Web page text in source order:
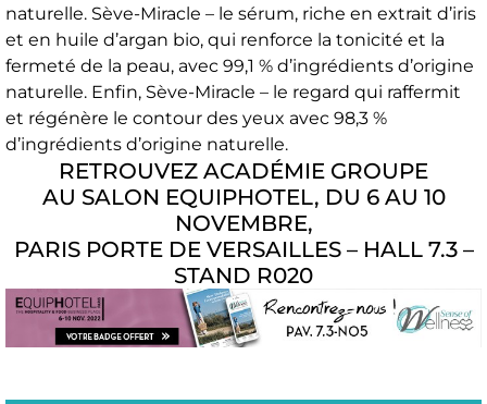
naturelle. Sève-Miracle – le sérum, riche en extrait d’iris
et en huile d’argan bio, qui renforce la tonicité et la
fermeté de la peau, avec 99,1 % d’ingrédients d’origine
naturelle. Enfin, Sève-Miracle – le regard qui raffermit
et régénère le contour des yeux avec 98,3 %
d’ingrédients d’origine naturelle.
RETROUVEZ ACADÉMIE GROUPE
AU SALON EQUIPHOTEL, DU 6 AU 10
NOVEMBRE,
PARIS PORTE DE VERSAILLES – HALL 7.3 –
STAND R020